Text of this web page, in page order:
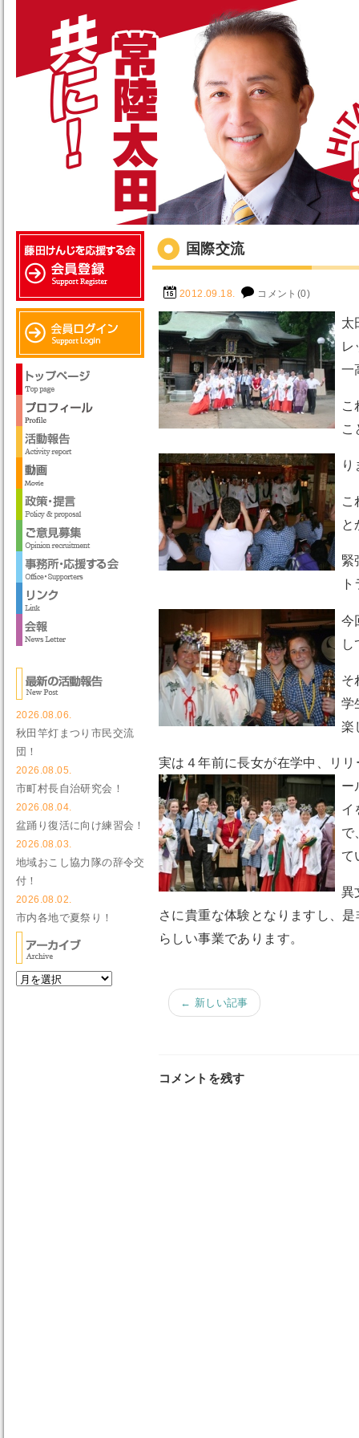
国際交流
2012.09.18. コメント(0)
太
レ
一
こ
こ
り
こ
と
緊
今
そ
学
楽
実は４年前に長女が在学中、リリ
ー
イ
で
て
異
さに貴重な体験となりますし、
らしい事業であります。
← 新しい記事
コメントを残す
2026.08.06.
秋田竿灯まつり市民交流
団！
2026.08.05.
市町村長自治研究会！
2026.08.04.
盆踊り復活に向け練習会！
2026.08.03.
地域おこし協力隊の辞令交
付！
2026.08.02.
市内各地で夏祭り！